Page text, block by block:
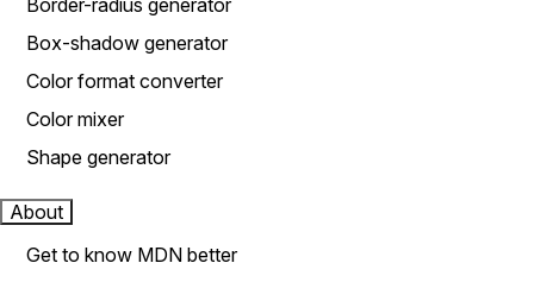
Border-radius generator
Box-shadow generator
Color format converter
Color mixer
Shape generator
About
Get to know MDN better